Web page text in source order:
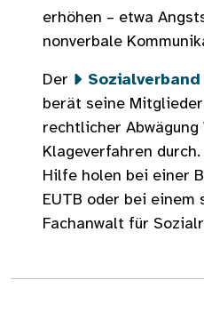
erhöhen – etwa
nonverbale
Der Sozialverband
berät seine
rechtlicher Abwägung
Klageverfahren
Hilfe holen bei einer
EUTB oder bei einem
Fachanwalt für